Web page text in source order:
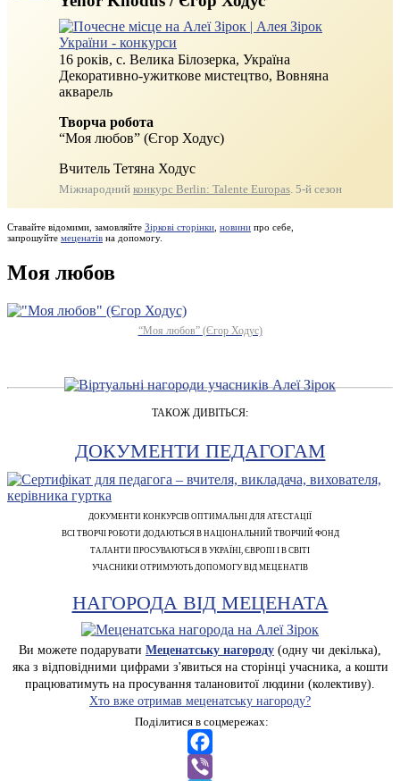
16 років, с. Велика Білозерка, Україна
Декоративно-ужиткове мистецтво, Вовняна
акварель
Творча робота
“Моя любов” (Єгор Ходус)
Вчитель Тетяна Ходус
Міжнародний конкурс Berlin: Talente Europas . 5-й сезон
Ставайте відомими, замовляйте Зіркові сторінки новини про себе,
запрошуйте меценатів на допомогу.
Моя любов
“Моя любов” (Єгор Ходус)
ТАКОЖ ДИВІТЬСЯ:
ДОКУМЕНТИ ПЕДАГОГАМ
ДОКУМЕНТИ КОНКУРСІВ ОПТИМАЛЬНІ ДЛЯ АТЕСТАЦІЇ
ВСІ ТВОРЧІ РОБОТИ ДОДАЮТЬСЯ В НАЦІОНАЛЬНИЙ ТВОРЧИЙ ФОНД
ТАЛАНТИ ПРОСУВАЮТЬСЯ В УКРАЇНІ, ЄВРОПІ І В СВІТІ
УЧАСНИКИ ОТРИМУЮТЬ ДОПОМОГУ ВІД МЕЦЕНАТІВ
НАГОРОДА ВІД МЕЦЕНАТА
Ви можете подарувати Меценатську нагороду (одну чи декілька),
яка з відповідними цифрами з'явиться на сторінці учасника, а кошти
працюватимуть на просування талановитої людини (колективу).
Хто вже отримав меценатську нагороду?
Поділитися в соцмережах:
Facebook